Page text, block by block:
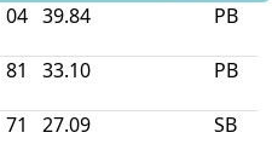
04 39.84 PB
81 33.10 PB
71 27.09 SB